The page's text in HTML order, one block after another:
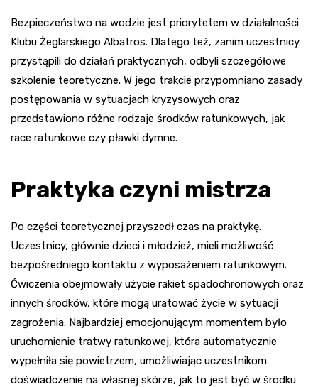
Bezpieczeństwo na wodzie jest priorytetem w działalności
Klubu Żeglarskiego Albatros. Dlatego też, zanim uczestnicy
przystąpili do działań praktycznych, odbyli szczegółowe
szkolenie teoretyczne. W jego trakcie przypomniano zasady
postępowania w sytuacjach kryzysowych oraz
przedstawiono różne rodzaje środków ratunkowych, jak
race ratunkowe czy pławki dymne.
Praktyka czyni mistrza
Po części teoretycznej przyszedł czas na praktykę.
Uczestnicy, głównie dzieci i młodzież, mieli możliwość
bezpośredniego kontaktu z wyposażeniem ratunkowym.
Ćwiczenia obejmowały użycie rakiet spadochronowych oraz
innych środków, które mogą uratować życie w sytuacji
zagrożenia. Najbardziej emocjonującym momentem było
uruchomienie tratwy ratunkowej, która automatycznie
wypełniła się powietrzem, umożliwiając uczestnikom
doświadczenie na własnej skórze, jak to jest być w środku